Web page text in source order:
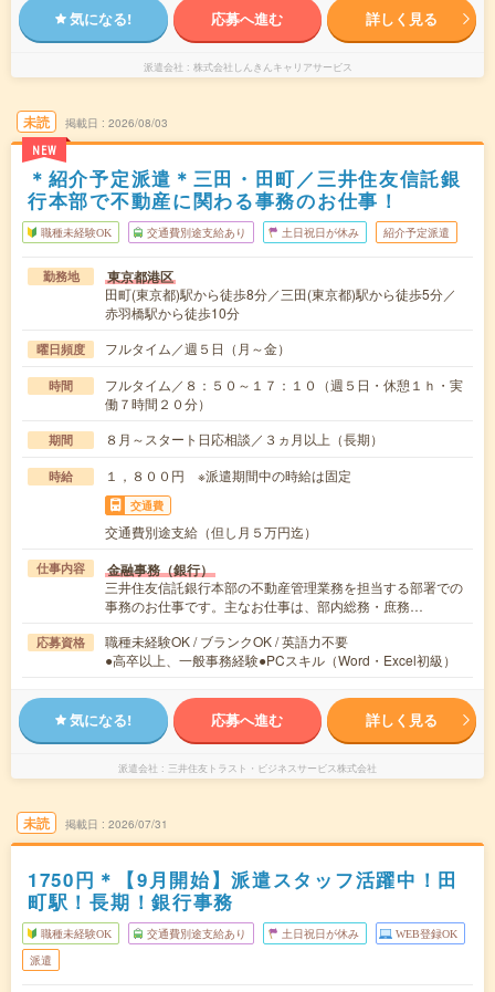
気になる! 応募へ進む 詳しく見る
派遣会社 株式会社しんきんキャリアサービス
未読
NEW
掲載日 2026/08/03
＊紹介予定派遣＊三田・田町／三井住友信託銀
行本部で不動産に関わる事務のお仕事！
職種未経験OK 交通費別途支給あり 土日祝日が休み 紹介予定派遣
勤務地 東京都港区
田町(東京都)駅から徒歩8分／三田(東京都)駅から徒歩5分／
赤羽橋駅から徒歩10分
曜日頻度 フルタイム／週５日（月～金）
時間
フルタイム／８：５０～１７：１０（週５日・休憩１ｈ・実
働７時間２０分）
期間 ８月～スタート日応相談／３ヵ月以上（長期）
時給 １，８００円 ※派遣期間中の時給は固定
交通費
交通費別途支給（但し月５万円迄）
仕事内容 金融事務（銀行）
三井住友信託銀行本部の不動産管理業務を担当する部署での
事務のお仕事です。主なお仕事は、部内総務・庶務…
応募資格
職種未経験OK / ブランクOK / 英語力不要
●高卒以上、一般事務経験●PCスキル（Word・Excel初級）
気になる! 応募へ進む 詳しく見る
派遣会社 三井住友トラスト・ビジネスサービス株式会社
未読 掲載日 2026/07/31
1750円＊【9月開始】派遣スタッフ活躍中！田
町駅！長期！銀行事務
職種未経験OK 交通費別途支給あり 土日祝日が休み WEB登録OK
派遣